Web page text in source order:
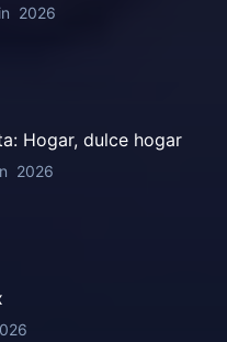
2026
Hogar, dulce hogar
2026